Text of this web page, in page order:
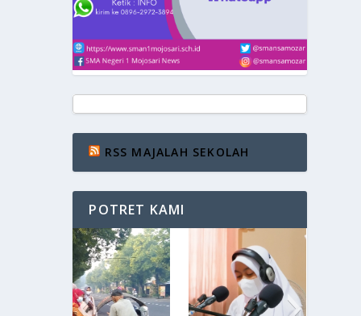
RSS MAJALAH SEKOLAH
POTRET KAMI